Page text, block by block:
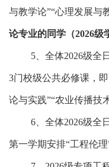
与教学论”“心理发展与
论专业的同学（2026级
5、 全体2026级全
3门校级公共必修课，
论与实践”“农业传播技
6、 全体2026级全
第一学期安排“工程伦